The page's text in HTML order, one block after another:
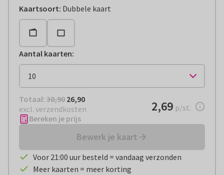
Kaartsoort: Dubbele kaart
Aantal kaarten:
Totaal: € 26,90
Totaal: 30,90 26,90
excl. verzendkosten
€ 2,69per stuk
2,69 p/st.
Bereken je prijs
Bewerk je kaart
Voor 21:00 uur besteld = vandaag verzonden
Meer kaarten = meer korting